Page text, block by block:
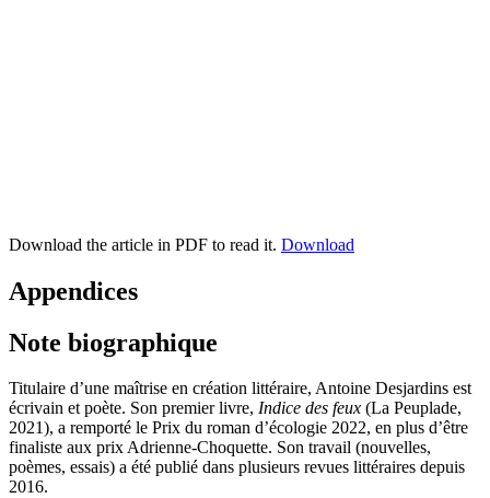
Download the article in PDF to read it. Download
Appendices
Note biographique
Titulaire d’une maîtrise en création littéraire, Antoine Desjardins est
écrivain et poète. Son premier livre, Indice des feux (La Peuplade,
2021), a remporté le Prix du roman d’écologie 2022, en plus d’être
finaliste aux prix Adrienne-Choquette. Son travail (nouvelles,
poèmes, essais) a été publié dans plusieurs revues littéraires depuis
2016.